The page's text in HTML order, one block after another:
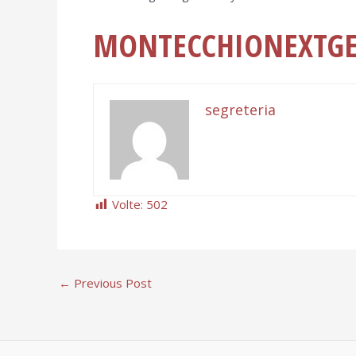
segreteria
Volte: 502
← Previous Post